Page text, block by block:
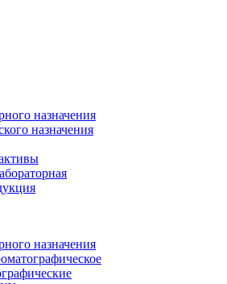
назначения
назначения
назначения